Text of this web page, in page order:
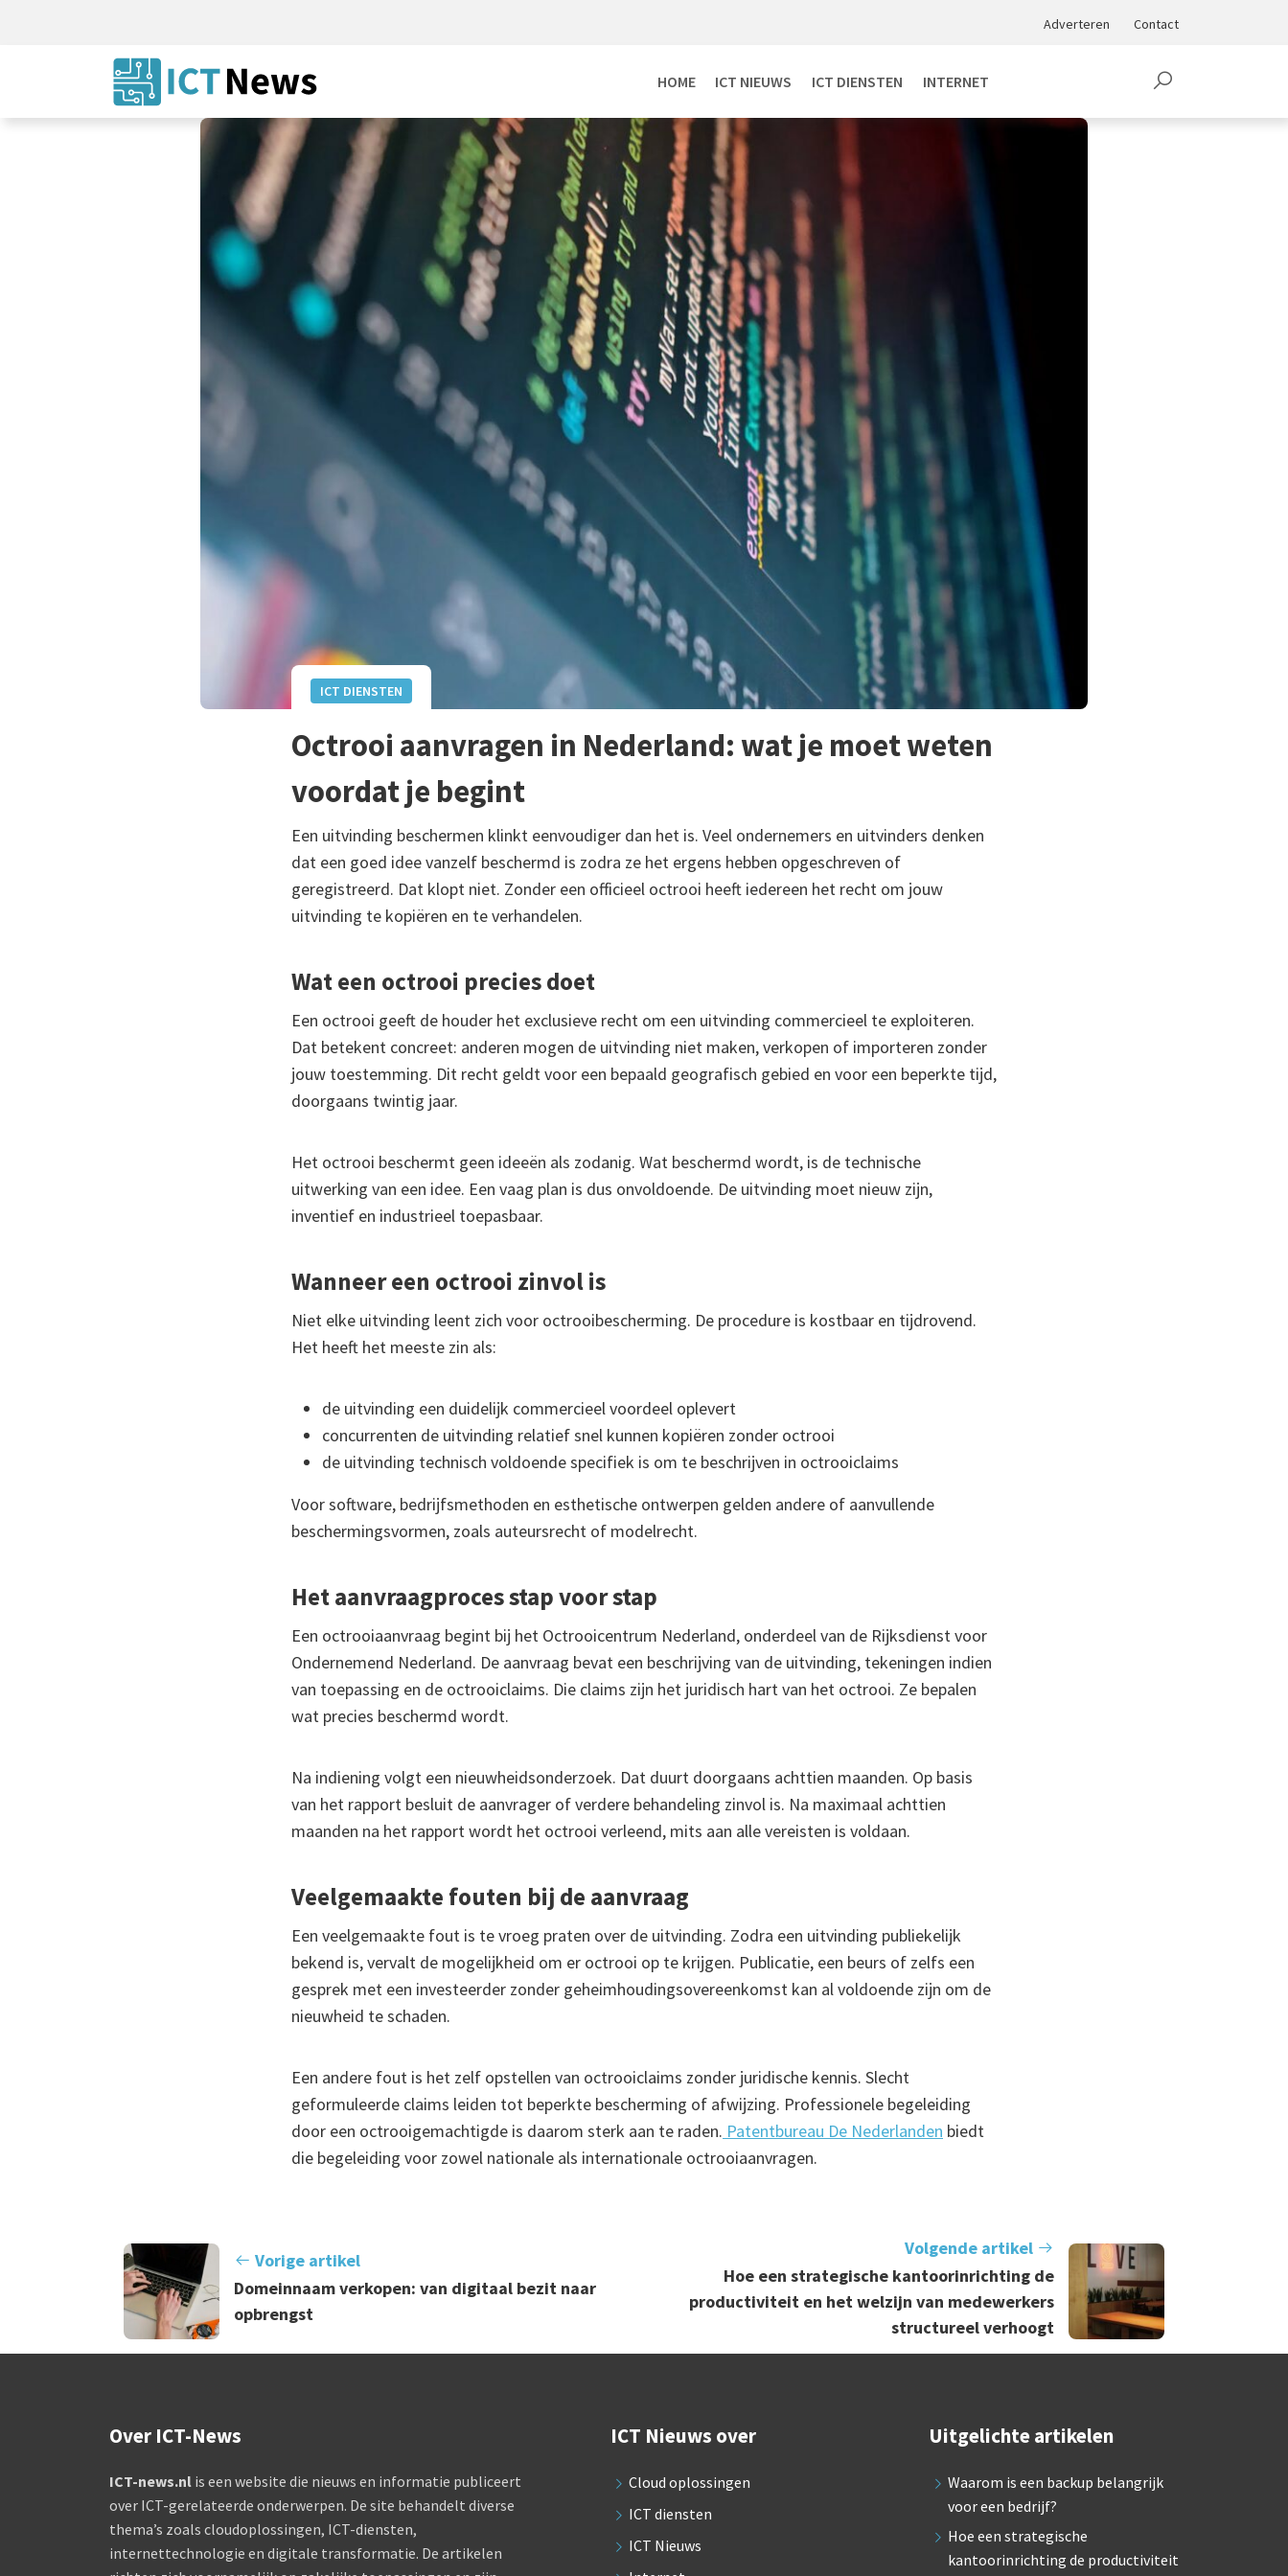
Adverteren Contact
HOME ICT NIEUWS ICT DIENSTEN INTERNET
ICT DIENSTEN
Octrooi aanvragen in Nederland: wat je moet weten
voordat je begint
Een uitvinding beschermen klinkt eenvoudiger dan het is. Veel ondernemers en uitvinders denken
dat een goed idee vanzelf beschermd is zodra ze het ergens hebben opgeschreven of
geregistreerd. Dat klopt niet. Zonder een officieel octrooi heeft iedereen het recht om jouw
uitvinding te kopiëren en te verhandelen.
Wat een octrooi precies doet
Een octrooi geeft de houder het exclusieve recht om een uitvinding commercieel te exploiteren.
Dat betekent concreet: anderen mogen de uitvinding niet maken, verkopen of importeren zonder
jouw toestemming. Dit recht geldt voor een bepaald geografisch gebied en voor een beperkte tijd,
doorgaans twintig jaar.
Het octrooi beschermt geen ideeën als zodanig. Wat beschermd wordt, is de technische
uitwerking van een idee. Een vaag plan is dus onvoldoende. De uitvinding moet nieuw zijn,
inventief en industrieel toepasbaar.
Wanneer een octrooi zinvol is
Niet elke uitvinding leent zich voor octrooibescherming. De procedure is kostbaar en tijdrovend.
Het heeft het meeste zin als:
de uitvinding een duidelijk commercieel voordeel oplevert
concurrenten de uitvinding relatief snel kunnen kopiëren zonder octrooi
de uitvinding technisch voldoende specifiek is om te beschrijven in octrooiclaims
Voor software, bedrijfsmethoden en esthetische ontwerpen gelden andere of aanvullende
beschermingsvormen, zoals auteursrecht of modelrecht.
Het aanvraagproces stap voor stap
Een octrooiaanvraag begint bij het Octrooicentrum Nederland, onderdeel van de Rijksdienst voor
Ondernemend Nederland. De aanvraag bevat een beschrijving van de uitvinding, tekeningen indien
van toepassing en de octrooiclaims. Die claims zijn het juridisch hart van het octrooi. Ze bepalen
wat precies beschermd wordt.
Na indiening volgt een nieuwheidsonderzoek. Dat duurt doorgaans achttien maanden. Op basis
van het rapport besluit de aanvrager of verdere behandeling zinvol is. Na maximaal achttien
maanden na het rapport wordt het octrooi verleend, mits aan alle vereisten is voldaan.
Veelgemaakte fouten bij de aanvraag
Een veelgemaakte fout is te vroeg praten over de uitvinding. Zodra een uitvinding publiekelijk
bekend is, vervalt de mogelijkheid om er octrooi op te krijgen. Publicatie, een beurs of zelfs een
gesprek met een investeerder zonder geheimhoudingsovereenkomst kan al voldoende zijn om de
nieuwheid te schaden.
Een andere fout is het zelf opstellen van octrooiclaims zonder juridische kennis. Slecht
geformuleerde claims leiden tot beperkte bescherming of afwijzing. Professionele begeleiding
door een octrooigemachtigde is daarom sterk aan te raden. Patentbureau De Nederlanden biedt
die begeleiding voor zowel nationale als internationale octrooiaanvragen.
Vorige artikel
Domeinnaam verkopen: van digitaal bezit naar
opbrengst
Volgende artikel
Hoe een strategische kantoorinrichting de
productiviteit en het welzijn van medewerkers
structureel verhoogt
Over ICT-News
ICT-news.nl is een website die nieuws en informatie publiceert
over ICT-gerelateerde onderwerpen. De site behandelt diverse
thema’s zoals cloudoplossingen, ICT-diensten,
internettechnologie en digitale transformatie. De artikelen
ICT Nieuws over
Cloud oplossingen
ICT diensten
ICT Nieuws
Uitgelichte artikelen
Waarom is een backup belangrijk
voor een bedrijf?
Hoe een strategische
kantoorinrichting de productiviteit